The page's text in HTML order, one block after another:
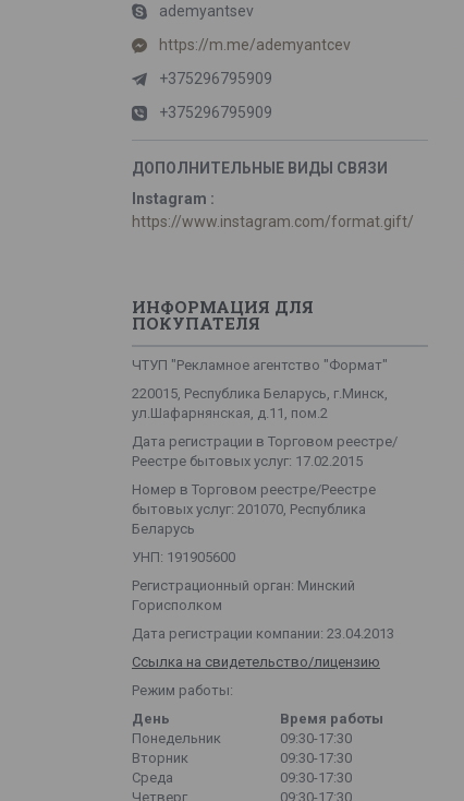
ademyantsev
https://m.me/ademyantcev
+375296795909
+375296795909
Instagram
https://www.instagram.com/format.gift/
ИНФОРМАЦИЯ ДЛЯ
ПОКУПАТЕЛЯ
ЧТУП "Рекламное агентство "Формат"
220015, Республика Беларусь, г.Минск,
ул.Шафарнянская, д.11, пом.2
Дата регистрации в Торговом реестре/
Реестре бытовых услуг: 17.02.2015
Номер в Торговом реестре/Реестре
бытовых услуг: 201070, Республика
Беларусь
УНП: 191905600
Регистрационный орган: Минский
Горисполком
Дата регистрации компании: 23.04.2013
Ссылка на свидетельство/лицензию
Режим работы:
День
Время работы
Понедельник
09:30-17:30
Вторник
09:30-17:30
Среда
09:30-17:30
Четверг
09:30-17:30